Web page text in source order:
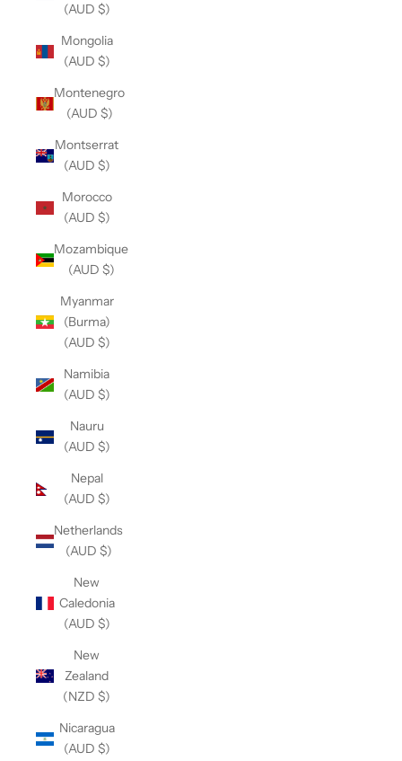
(AUD $)
Mongolia
(AUD $)
Montenegro
(AUD $)
Montserrat
(AUD $)
Morocco
(AUD $)
Mozambique
(AUD $)
Myanmar
(Burma)
(AUD $)
Namibia
(AUD $)
Nauru
(AUD $)
Nepal
(AUD $)
Netherlands
(AUD $)
New
Caledonia
(AUD $)
New
Zealand
(NZD $)
Nicaragua
(AUD $)